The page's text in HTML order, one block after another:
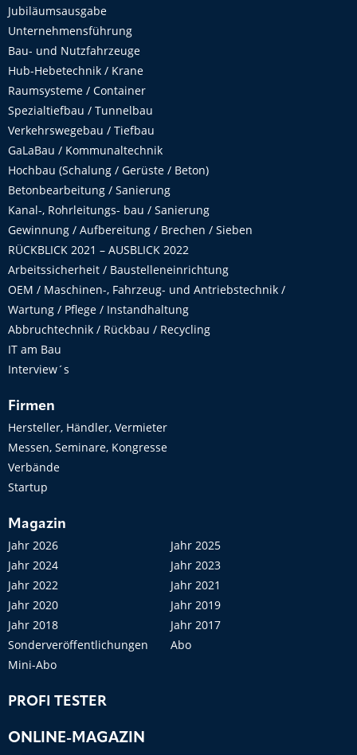
Jubiläumsausgabe
Unternehmensführung
Bau- und Nutzfahrzeuge
Hub-Hebetechnik / Krane
Raumsysteme / Container
Spezialtiefbau / Tunnelbau
Verkehrswegebau / Tiefbau
GaLaBau / Kommunaltechnik
Hochbau (Schalung / Gerüste / Beton)
Betonbearbeitung / Sanierung
Kanal-, Rohrleitungs- bau / Sanierung
Gewinnung / Aufbereitung / Brechen / Sieben
RÜCKBLICK 2021 – AUSBLICK 2022
Arbeitssicherheit / Baustelleneinrichtung
OEM / Maschinen-, Fahrzeug- und Antriebstechnik /
Wartung / Pflege / Instandhaltung
Abbruchtechnik / Rückbau / Recycling
IT am Bau
Interview´s
Firmen
Hersteller, Händler, Vermieter
Messen, Seminare, Kongresse
Verbände
Startup
Magazin
Jahr 2026
Jahr 2025
Jahr 2024
Jahr 2023
Jahr 2022
Jahr 2021
Jahr 2020
Jahr 2019
Jahr 2018
Jahr 2017
Sonderveröffentlichungen
Abo
Mini-Abo
PROFI TESTER
ONLINE-MAGAZIN